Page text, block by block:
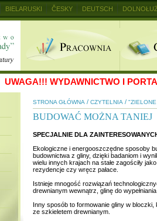
UWAGA!!! WYDAWNICTWO I
STRONA GŁÓWNA / CZYTELNIA /
BUDOWAĆ MOŻNA TANIEJ
SPECJALNIE DLA
Ekologiczne i energooszczędne sposoby
budownictwa z gliny, dzięki badaniom i
wielu innych krajach na stałe zagościły
rezydencje czy wręcz pałace.
Istnieje mnogość rozwiązań
drewnianym wewnątrz, glinę do
Inny sposób to formowanie gliny w
ze szkieletem drewnianym.
BIELARUSKI ČESKY DEUTSCH